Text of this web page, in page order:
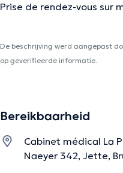
Prise de rendez-vous sur
De beschrijving werd aangepast
op geverifieerde informatie.
Bereikbaarheid
Cabinet médical La
Naeyer 342, Jette,